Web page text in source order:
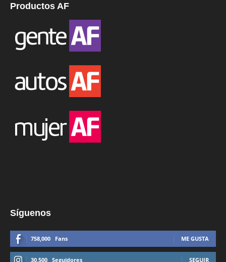
Productos AF
Síguenos
758,000 Fans ME GUSTA
30,500 Seguidores SEGUIR